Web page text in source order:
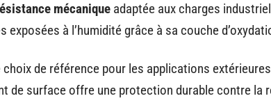
mécanique adaptée aux charges
exposées à l’humidité grâce à sa couche
choix de référence pour les applications
de surface offre une protection durable contre la